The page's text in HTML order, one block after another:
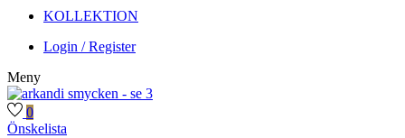
KOLLEKTION
Login / Register
Meny
0
Önskelista